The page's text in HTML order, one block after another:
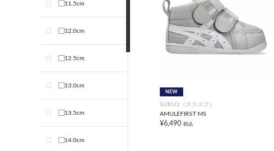
11.5cm
12.0cm
12.5cm
13.0cm
13.5cm
14.0cm
NEW
SUKU2（スクスク）
AMULEFIRST MS
¥6,490 税込